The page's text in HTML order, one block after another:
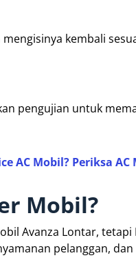
kembali
pengujian untuk
AC Mobil? Periksa
Mobil?
Avanza Lontar,
pelanggan,